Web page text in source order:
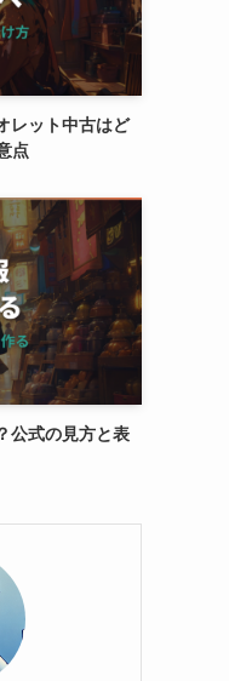
レット中古はど
点
公式の見方と表